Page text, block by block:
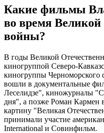
Какие фильмы
во время
войны?
В годы Великой
киногруппой Северо-
киногруппы Черноморского
вошли в документальные
Леселидзе", киножурналы
дня", а позже Роман Кармен
картину "Великая
принимали участие
International и Совинфильм.